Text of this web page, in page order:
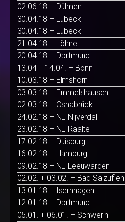
02.06.18 – Dülmen
30.04.18 – Lübeck
30.04.18 – Lübeck
21.04.18 – Löhne
20.04.18 – Dortmund
13.04 + 14.04. – Bonn
10.03.18 – Elmshorn
03.03.18 – Emmelshausen
02.03.18 – Osnabrück
24.02.18 – NL-Nijverdal
23.02.18 – NL-Raalte
17.02.18 – Duisburg
16.02.18 – Hamburg
09.02.18 – NL-Leeuwarden
02.02. + 03.02. – Bad Salzuflen
13.01.18 – Isernhagen
12.01.18 – Dortmund
05.01. + 06.01. – Schwerin